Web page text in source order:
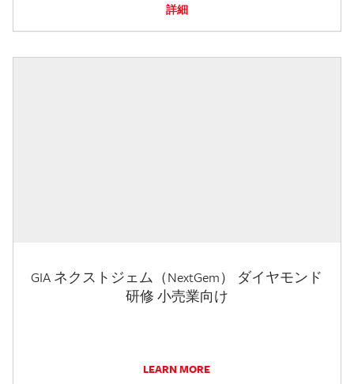
詳細
GIA ネクストジェム（NextGem） ダイヤモンド
研修 小売業向け
LEARN MORE